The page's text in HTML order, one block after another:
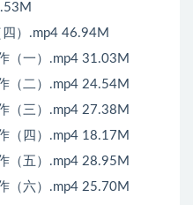
）.mp4 46.94M
（一）.mp4 31.03M
（二）.mp4 24.54M
（三）.mp4 27.38M
（四）.mp4 18.17M
（五）.mp4 28.95M
（六）.mp4 25.70M